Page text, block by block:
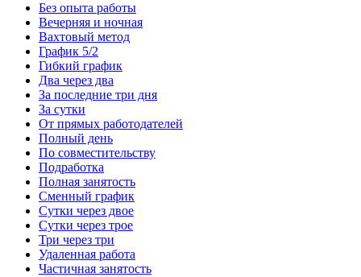
Без опыта работы
Вечерняя и ночная
Вахтовый метод
График 5/2
Гибкий график
Два через два
За последние три дня
За сутки
От прямых работодателей
Полный день
По совместительству
Подработка
Полная занятость
Сменный график
Сутки через двое
Сутки через трое
Три через три
Удаленная работа
Частичная занятость